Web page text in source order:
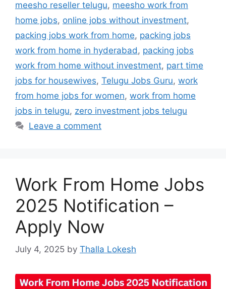
meesho reseller telugu, meesho work from
home jobs, online jobs without investment,
packing jobs work from home, packing jobs
work from home in hyderabad, packing jobs
work from home without investment, part time
jobs for housewives, Telugu Jobs Guru, work
from home jobs for women, work from home
jobs in telugu, zero investment jobs telugu
Leave a comment
Work From Home Jobs
2025 Notification –
Apply Now
July 4, 2025 by Thalla Lokesh